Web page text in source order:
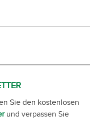
Sie den kostenlosen
und verpassen Sie